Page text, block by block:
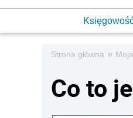
Strona główna »
Co to